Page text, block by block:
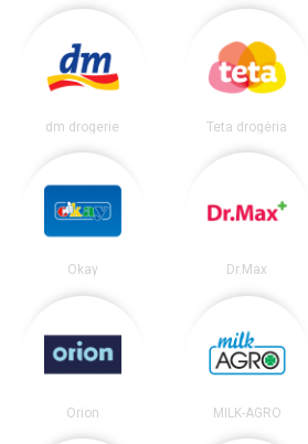
dm drogerie Teta drogéria
Okay Dr.Max
Orion MILK-AGRO